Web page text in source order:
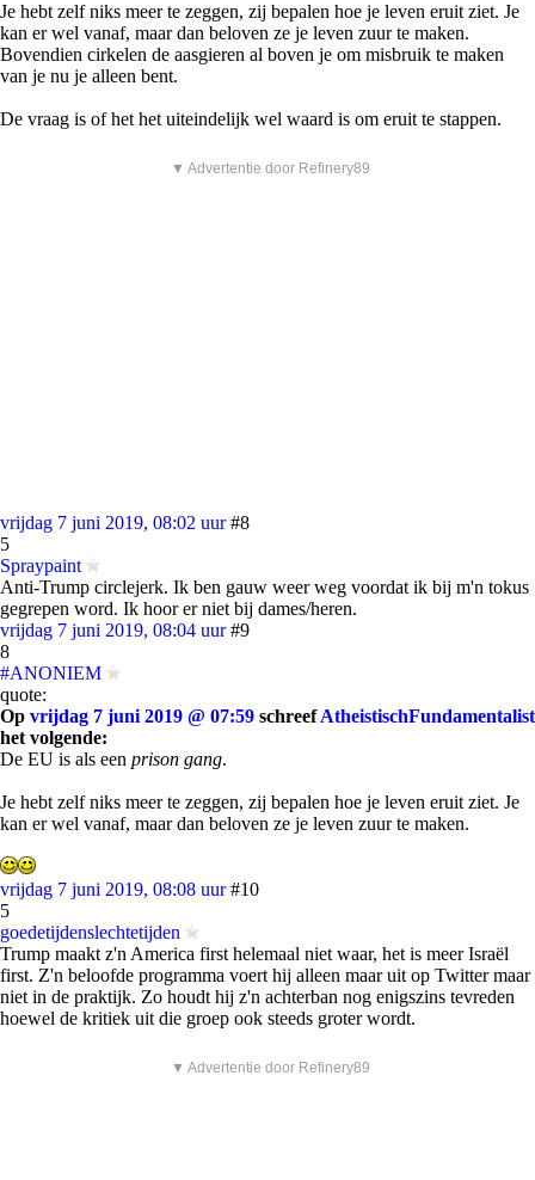
Je hebt zelf niks meer te zeggen, zij bepalen hoe je leven eruit ziet. Je
kan er wel vanaf, maar dan beloven ze je leven zuur te maken.
Bovendien cirkelen de aasgieren al boven je om misbruik te maken
van je nu je alleen bent.
De vraag is of het het uiteindelijk wel waard is om eruit te stappen.
▼ Advertentie door Refinery89
vrijdag 7 juni 2019, 08:02 uur #8
5
Spraypaint
Anti-Trump circlejerk. Ik ben gauw weer weg voordat ik bij m'n tokus
gegrepen word. Ik hoor er niet bij dames/heren.
vrijdag 7 juni 2019, 08:04 uur #9
8
#ANONIEM
quote:
Op vrijdag 7 juni 2019 @ 07:59 schreefAtheistischFundamentalist
het volgende:
De EU is als een prison gang.
Je hebt zelf niks meer te zeggen, zij bepalen hoe je leven eruit ziet. Je
kan er wel vanaf, maar dan beloven ze je leven zuur te maken.
vrijdag 7 juni 2019, 08:08 uur #10
5
goedetijdenslechtetijden
Trump maakt z'n America first helemaal niet waar, het is meer Israël
first. Z'n beloofde programma voert hij alleen maar uit op Twitter maar
niet in de praktijk. Zo houdt hij z'n achterban nog enigszins tevreden
hoewel de kritiek uit die groep ook steeds groter wordt.
▼ Advertentie door Refinery89